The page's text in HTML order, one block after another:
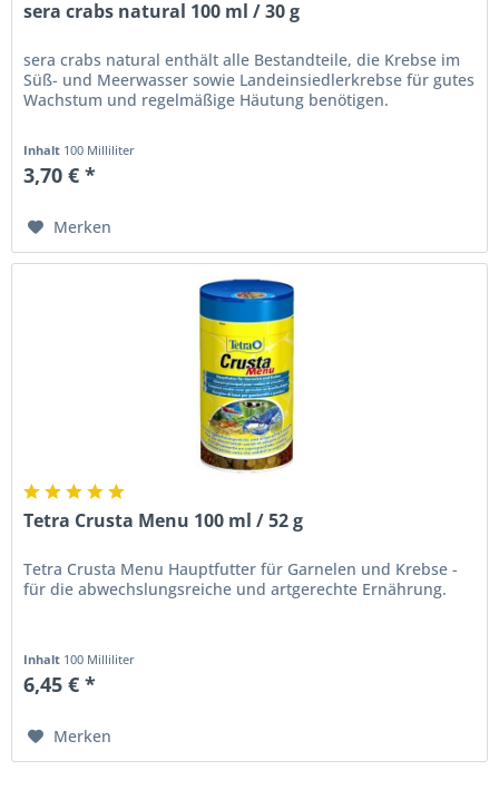
sera crabs natural 100 ml / 30 g
sera crabs natural enthält alle Bestandteile, die Krebse im
Süß- und Meerwasser sowie Landeinsiedlerkrebse für gutes
Wachstum und regelmäßige Häutung benötigen.
Inhalt 100 Milliliter
3,70 € *
Merken
Tetra Crusta Menu 100 ml / 52 g
Tetra Crusta Menu Hauptfutter für Garnelen und Krebse -
für die abwechslungsreiche und artgerechte Ernährung.
Inhalt 100 Milliliter
6,45 € *
Merken